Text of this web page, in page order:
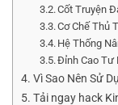
Cốt Truyện
Cơ Chế Thủ
Hệ Thống
Đỉnh Cao Tư
Vì Sao Nên Sử
Tải ngay hack